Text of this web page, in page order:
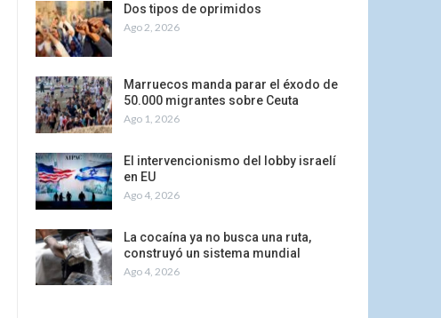
Dos tipos de oprimidos
Ago 2, 2026
Marruecos manda parar el éxodo de
50.000 migrantes sobre Ceuta
Ago 1, 2026
El intervencionismo del lobby israelí
en EU
Ago 4, 2026
La cocaína ya no busca una ruta,
construyó un sistema mundial
Ago 4, 2026